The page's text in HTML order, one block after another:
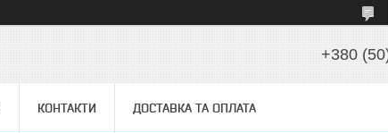
+380
КОНТАКТИ ДОСТАВКА ТА ОПЛАТА